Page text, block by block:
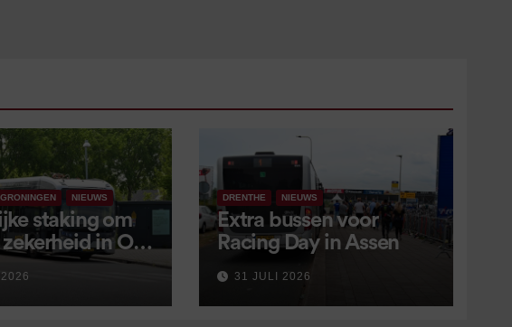
GRONINGEN NIEUWS
staking om
in OV
voor 9
DRENTHE NIEUWS
Extra bussen voor
Racing Day in Assen
31 JULI 2026